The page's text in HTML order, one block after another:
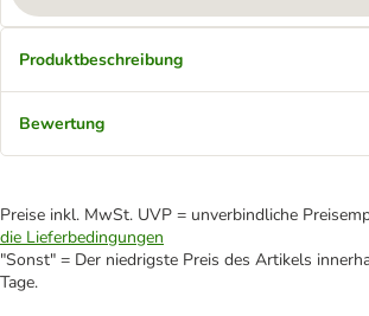
Produktbeschreibung
Bewertung
Preise inkl. MwSt. UVP = unverbindliche
die Lieferbedingungen
"Sonst" = Der niedrigste Preis des Artikels
Tage.